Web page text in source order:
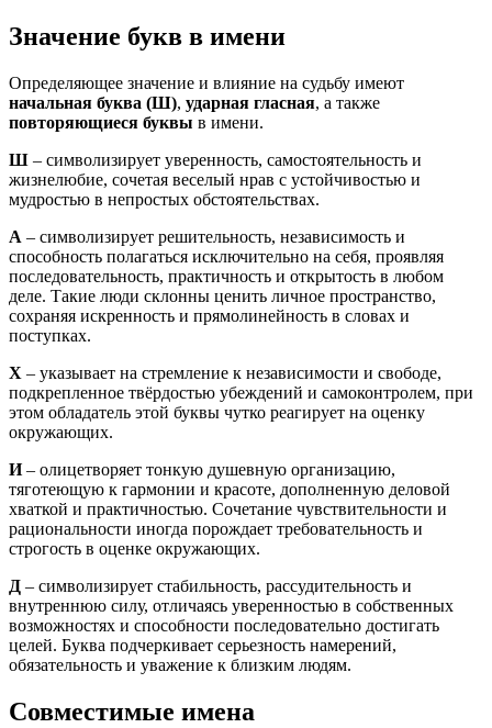
Значение букв в имени
Определяющее значение и влияние на судьбу имеют
начальная буква (Ш), ударная гласная, а также
повторяющиеся буквы в имени.
Ш – символизирует уверенность, самостоятельность и
жизнелюбие, сочетая веселый нрав с устойчивостью и
мудростью в непростых обстоятельствах.
А – символизирует решительность, независимость и
способность полагаться исключительно на себя, проявляя
последовательность, практичность и открытость в любом
деле. Такие люди склонны ценить личное пространство,
сохраняя искренность и прямолинейность в словах и
поступках.
Х – указывает на стремление к независимости и свободе,
подкрепленное твёрдостью убеждений и самоконтролем, при
этом обладатель этой буквы чутко реагирует на оценку
окружающих.
И– олицетворяет тонкую душевную организацию,
тяготеющую к гармонии и красоте, дополненную деловой
хваткой и практичностью. Сочетание чувствительности и
рациональности иногда порождает требовательность и
строгость в оценке окружающих.
Д – символизирует стабильность, рассудительность и
внутреннюю силу, отличаясь уверенностью в собственных
возможностях и способности последовательно достигать
целей. Буква подчеркивает серьезность намерений,
обязательность и уважение к близким людям.
Совместимые имена